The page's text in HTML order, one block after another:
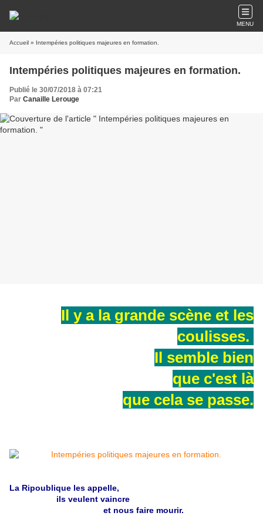
MENU
Accueil » Intempéries politiques majeures en formation.
Intempéries politiques majeures en formation.
Publié le 30/07/2018 à 07:21
Par Canaille Lerouge
Il y a la grande scène et les
coulisses.
Il semble bien
que c'est là
que cela se passe.
La Ripoublique les appelle,
ils veulent vaincre
et nous faire mourir.